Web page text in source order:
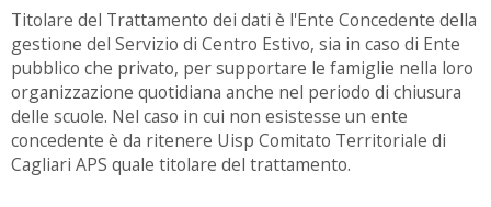
Titolare del Trattamento dei dati è l'Ente Concedente della
gestione del Servizio di Centro Estivo, sia in caso di Ente
pubblico che privato, per supportare le famiglie nella loro
organizzazione quotidiana anche nel periodo di chiusura
delle scuole. Nel caso in cui non esistesse un ente
concedente è da ritenere Uisp Comitato Territoriale di
Cagliari APS quale titolare del trattamento.